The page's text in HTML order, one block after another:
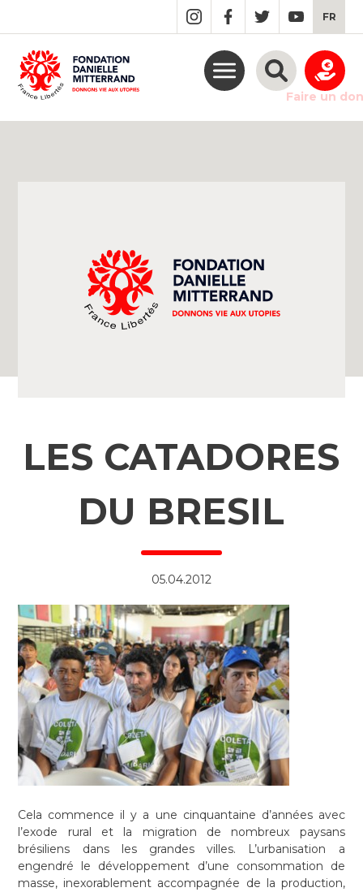
MAIN
CONTENT
FR
Faire un don
LES CATADORES
DU BRESIL
05.04.2012
Cela commence il y a une cinquantaine d’années avec
l’exode rural et la migration de nombreux paysans
brésiliens dans les grandes villes. L’urbanisation a
engendré le développement d’une consommation de
masse, inexorablement accompagnée de la production,